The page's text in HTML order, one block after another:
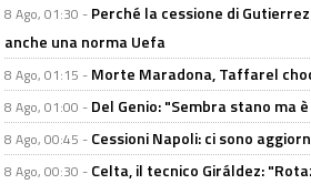
8 Ago, 01:30 - Perché la cessione di
anche una norma Uefa
8 Ago, 01:15 - Morte Maradona, Taffarel
8 Ago, 01:00 - Del Genio: "Sembra stano ma
8 Ago, 00:45 - Cessioni Napoli: ci sono
8 Ago, 00:30 - Celta, il tecnico Giráldez: